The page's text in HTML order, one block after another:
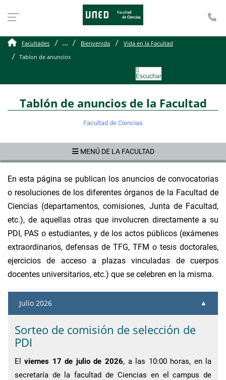
Tablon de anuncios
Facultades ... Bienvenida
Vida en la Facultad
Tablon de anuncios
Escuchar
Tablón de anuncios de la Facultad
Facultad de Ciencias
MENÚ DE LA FACULTAD
En esta página se publican los anuncios de convocatorias
o resoluciones de los diferentes órganos de la Facultad de
Ciencias (departamentos, comisiones, Junta de Facultad,
etc.), de aquellas otras que involucren directamente a su
PDI, PAS o estudiantes, y de los actos públicos (exámenes
extraordinarios, defensas de TFG, TFM o tesis doctorales,
ejercicios de acceso a plazas vinculadas de cuerpos
docentes universitarios, etc.) que se celebren en la misma.
Julio 2026
Sorteo de comisión de selección de
PDI
Elviernes 17 de julio de 2026, a las 10:00 horas, en la
secretaría de la facultad de Ciencias en el campus de